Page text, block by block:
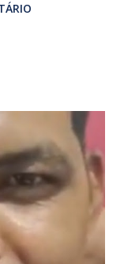
estão
e, segundo
autoridades para
o
trabalhadores
por essas